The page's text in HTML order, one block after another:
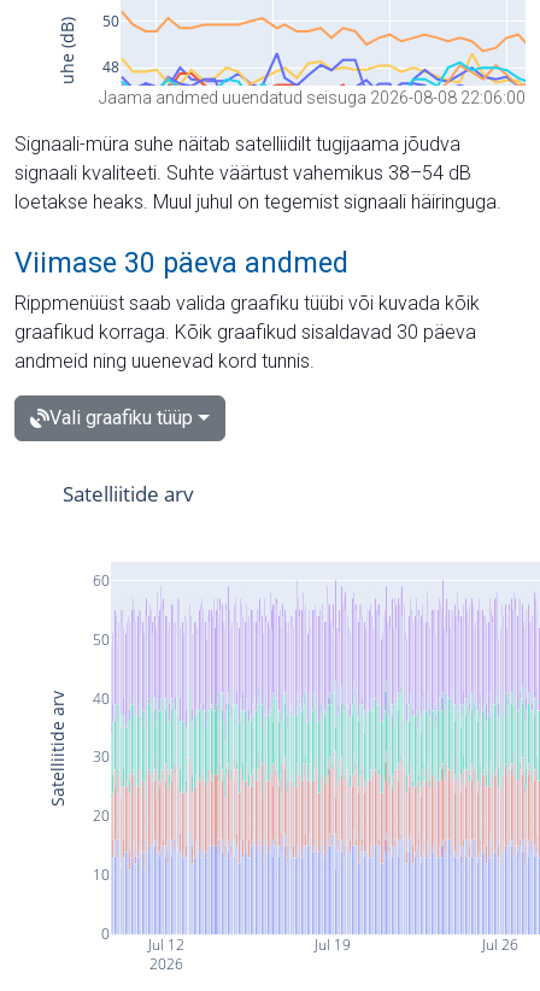
Jaama andmed uuendatud seisuga 2026-08-08 22:06:00
Signaali-müra suhe näitab satelliidilt tugijaama jõudva
signaali kvaliteeti. Suhte väärtust vahemikus 38–54 dB
loetakse heaks. Muul juhul on tegemist signaali häiringuga.
Viimase 30 päeva andmed
Rippmenüüst saab valida graafiku tüübi või kuvada kõik
graafikud korraga. Kõik graafikud sisaldavad 30 päeva
andmeid ning uuenevad kord tunnis.
Vali graafiku tüüp
Jul 12
2026
Jul 19 Jul 26
0
10
20
30
40
50
60
Satelliitide arv
Satelliitide arv